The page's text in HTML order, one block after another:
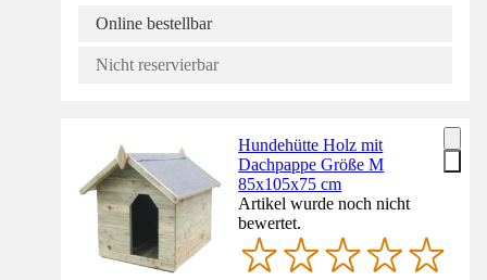
Online bestellbar
Nicht reservierbar
Hundehütte Holz mit
Dachpappe Größe M
85x105x75 cm
Artikel wurde noch nicht
bewertet.